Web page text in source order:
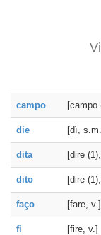
campo [campo
die [dì,
dita [dire
dito [dire
faço [fare, v.]
fi [fire, v.]